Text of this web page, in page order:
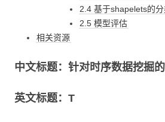
2.4 基于shapelets的
2.5 模型评估
相关资源
中文标题：针对时序数据挖掘
英文标题：T